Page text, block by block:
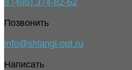
Позвонить
info@shlangi-opt.ru
Написать